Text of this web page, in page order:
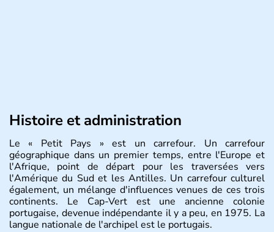
Histoire et administration
Le « Petit Pays » est un carrefour. Un carrefour
géographique dans un premier temps, entre l'Europe et
l'Afrique, point de départ pour les traversées vers
l'Amérique du Sud et les Antilles. Un carrefour culturel
également, un mélange d'influences venues de ces trois
continents. Le Cap-Vert est une ancienne colonie
portugaise, devenue indépendante il y a peu, en 1975. La
langue nationale de l'archipel est le portugais.